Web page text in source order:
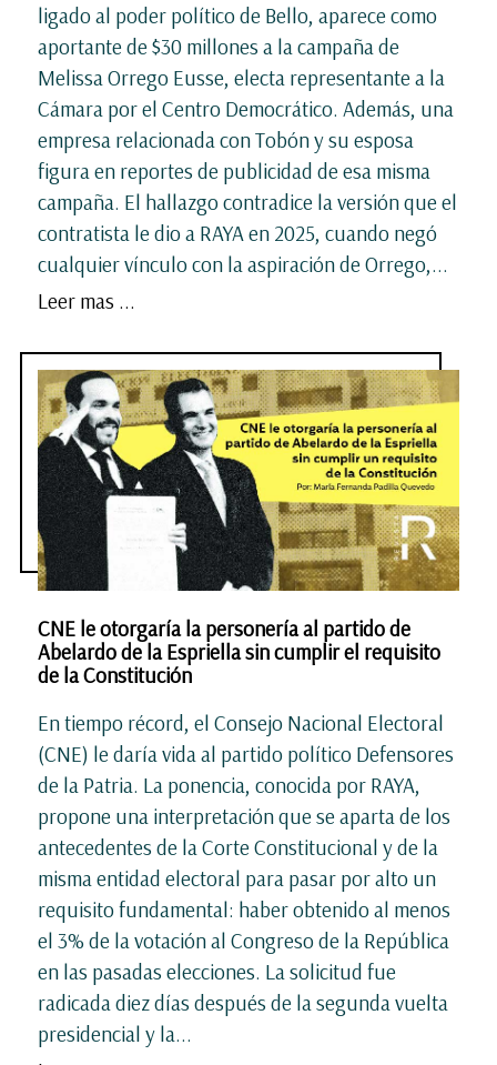
ligado al poder político de Bello, aparece como
aportante de $30 millones a la campaña de
Melissa Orrego Eusse, electa representante a la
Cámara por el Centro Democrático. Además, una
empresa relacionada con Tobón y su esposa
figura en reportes de publicidad de esa misma
campaña. El hallazgo contradice la versión que el
contratista le dio a RAYA en 2025, cuando negó
cualquier vínculo con la aspiración de Orrego,...
Leer mas ...
CNE le otorgaría la personería al partido de
Abelardo de la Espriella sin cumplir el requisito
de la Constitución
En tiempo récord, el Consejo Nacional Electoral
(CNE) le daría vida al partido político Defensores
de la Patria. La ponencia, conocida por RAYA,
propone una interpretación que se aparta de los
antecedentes de la Corte Constitucional y de la
misma entidad electoral para pasar por alto un
requisito fundamental: haber obtenido al menos
el 3% de la votación al Congreso de la República
en las pasadas elecciones. La solicitud fue
radicada diez días después de la segunda vuelta
presidencial y la...